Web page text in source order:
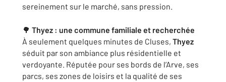
sereinement sur le marché, sans pression.
🌳 Thyez : une commune familiale et recherchée
À seulement quelques minutes de Cluses, Thyez
séduit par son ambiance plus résidentielle et
verdoyante. Réputée pour ses bords de l’Arve, ses
parcs, ses zones de loisirs et la qualité de ses